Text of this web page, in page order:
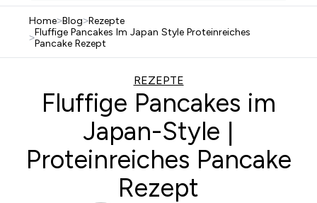
Home>Blog>Rezepte
>Fluffige Pancakes Im Japan Style Proteinreiches
Pancake Rezept
REZEPTE
Fluffige Pancakes im
Japan-Style |
Proteinreiches Pancake
Rezept